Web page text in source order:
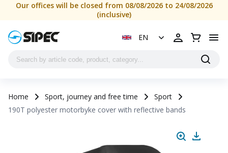
Our offices will be closed from 08/08/2026 to 24/08/2026
(inclusive)
EN
Home Sport, journey and free time
Sport
190T polyester motorbyke cover with reflective bands